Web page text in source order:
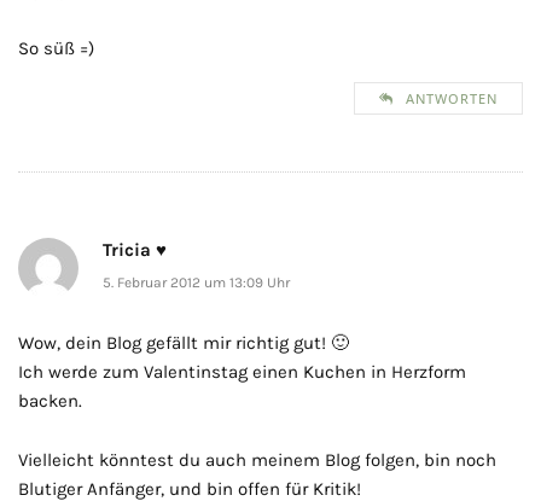
So süß =)
ANTWORTEN
Tricia ♥
5. Februar 2012 um 13:09 Uhr
Wow, dein Blog gefällt mir richtig gut! 🙂
Ich werde zum Valentinstag einen Kuchen in Herzform
backen.
Vielleicht könntest du auch meinem Blog folgen, bin noch
Blutiger Anfänger, und bin offen für Kritik!